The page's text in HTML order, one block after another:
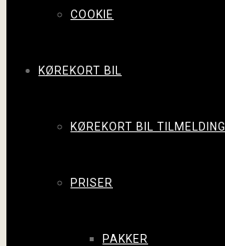
COOKIE
KØREKORT BIL
KØREKORT BIL TILMELDING
PRISER
PAKKER